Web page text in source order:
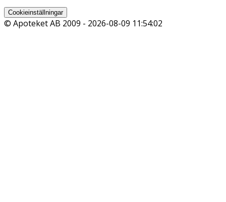
Cookieinställningar
© Apoteket AB 2009 - 2026-08-09 11:54:02